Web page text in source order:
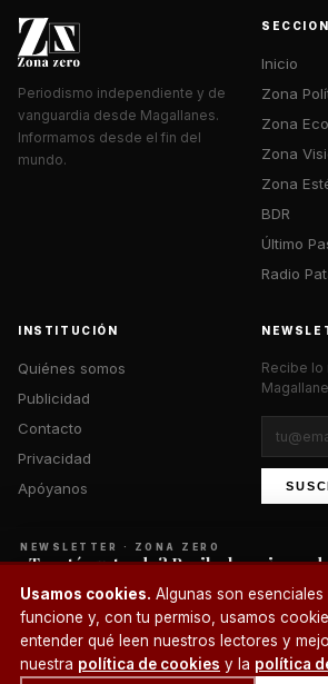
Periodismo independiente y de
vanguardia desde Magallanes.
Informamos desde el fin del
mundo.
Inicio
Zona
Zona
Zona
Zona
BDR
Último
Radio
INSTITUCIÓN
Quiénes somos
Publicidad
Contacto
Privacidad
Apóyanos
Recibe lo
© 2026 Zona Zero Media. Todos los
Usamos cookies. Algunas son
funcione y, con tu permiso, usamos
entender qué leen nuestros lectores y
nuestra política de cookies y la política
¿Un café?
NEWSLETTER · ZONA ZERO
¿Te está gustando? Recibe lo mejor
correo.